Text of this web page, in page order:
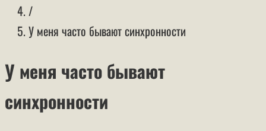
/
У меня часто бывают синхронности
У меня часто бывают
синхронности